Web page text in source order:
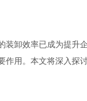
装卸效率已成为提
作用。本文将深入探